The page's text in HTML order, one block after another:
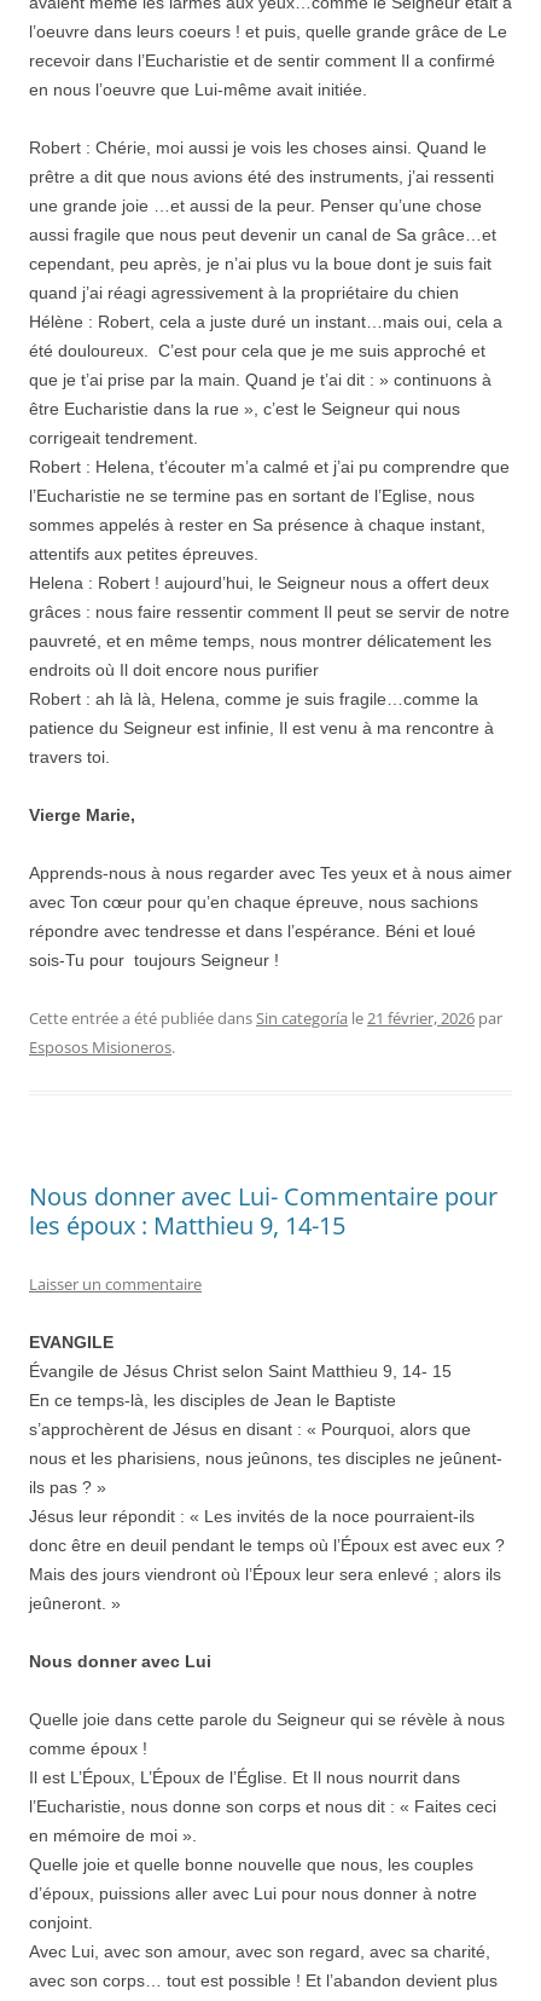
l’oeuvre dans leurs coeurs ! et puis, quelle grande grâce de Le
recevoir dans l’Eucharistie et de sentir comment Il a confirmé
en nous l’oeuvre que Lui-même avait initiée.
Robert : Chérie, moi aussi je vois les choses ainsi. Quand le
prêtre a dit que nous avions été des instruments, j’ai ressenti
une grande joie …et aussi de la peur. Penser qu’une chose
aussi fragile que nous peut devenir un canal de Sa grâce…et
cependant, peu après, je n’ai plus vu la boue dont je suis fait
quand j’ai réagi agressivement à la propriétaire du chien
Hélène : Robert, cela a juste duré un instant…mais oui, cela a
été douloureux. C’est pour cela que je me suis approché et
que je t’ai prise par la main. Quand je t’ai dit : » continuons à
être Eucharistie dans la rue », c’est le Seigneur qui nous
corrigeait tendrement.
Robert : Helena, t’écouter m’a calmé et j’ai pu comprendre que
l’Eucharistie ne se termine pas en sortant de l’Eglise, nous
sommes appelés à rester en Sa présence à chaque instant,
attentifs aux petites épreuves.
Helena : Robert ! aujourd’hui, le Seigneur nous a offert deux
grâces : nous faire ressentir comment Il peut se servir de notre
pauvreté, et en même temps, nous montrer délicatement les
endroits où Il doit encore nous purifier
Robert : ah là là, Helena, comme je suis fragile…comme la
patience du Seigneur est infinie, Il est venu à ma rencontre à
travers toi.
Vierge Marie,
Apprends-nous à nous regarder avec Tes yeux et à nous aimer
avec Ton cœur pour qu’en chaque épreuve, nous sachions
répondre avec tendresse et dans l’espérance. Béni et loué
sois-Tu pour toujours Seigneur !
Cette entrée a été publiée dansSin categoría le21 février, 2026 par
Esposos Misioneros.
Nous donner avec Lui- Commentaire pour
les époux : Matthieu 9, 14-15
Laisser un commentaire
EVANGILE
Évangile de Jésus Christ selon Saint Matthieu 9, 14- 15
En ce temps-là, les disciples de Jean le Baptiste
s’approchèrent de Jésus en disant : « Pourquoi, alors que
nous et les pharisiens, nous jeûnons, tes disciples ne jeûnent-
ils pas ? »
Jésus leur répondit : « Les invités de la noce pourraient-ils
donc être en deuil pendant le temps où l’Époux est avec eux ?
Mais des jours viendront où l’Époux leur sera enlevé ; alors ils
jeûneront. »
Nous donner avec Lui
Quelle joie dans cette parole du Seigneur qui se révèle à nous
comme époux !
Il est L’Époux, L’Époux de l’Église. Et Il nous nourrit dans
l’Eucharistie, nous donne son corps et nous dit : « Faites ceci
en mémoire de moi ».
Quelle joie et quelle bonne nouvelle que nous, les couples
d’époux, puissions aller avec Lui pour nous donner à notre
conjoint.
Avec Lui, avec son amour, avec son regard, avec sa charité,
avec son corps… tout est possible ! Et l’abandon devient plus